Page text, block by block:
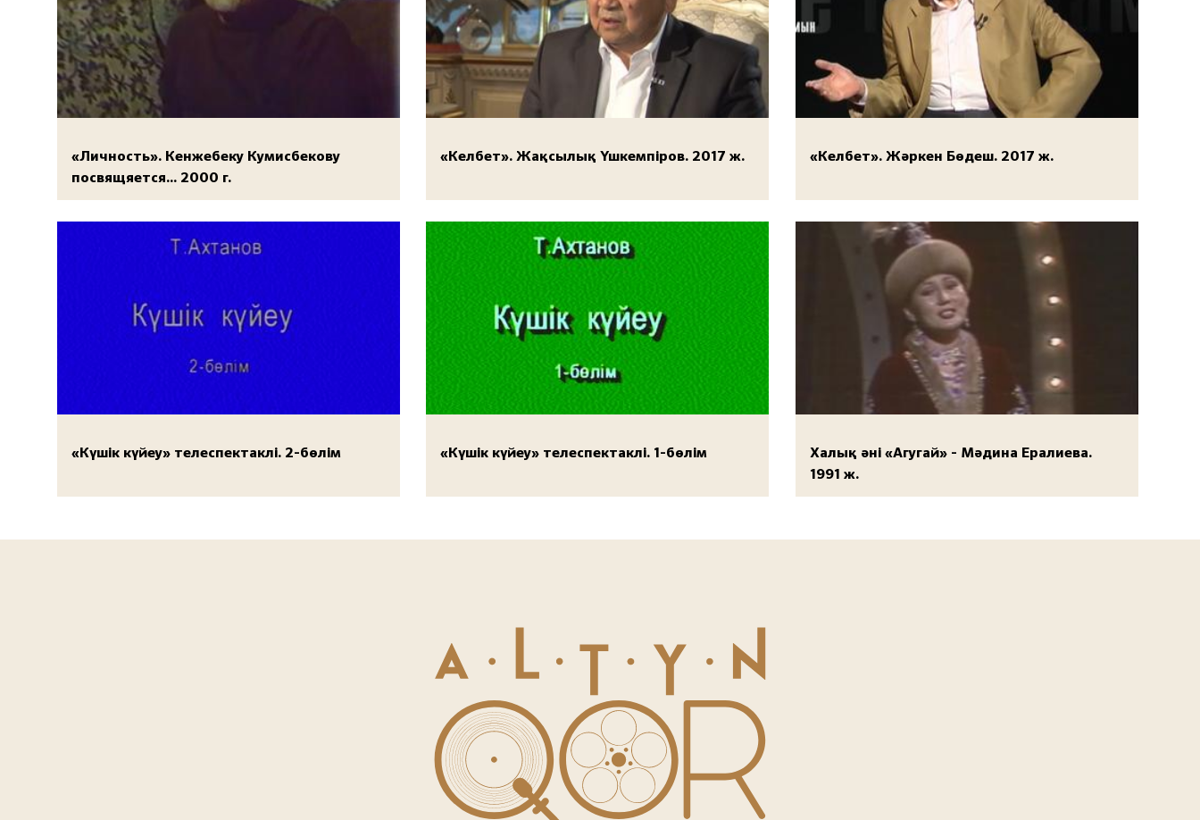
«Личность». Кенжебеку Кумисбекову
посвящяется... 2000 г.
«Келбет». Жақсылық Үшкемпіров. 2017 ж. «Келбет». Жәркен Бөдеш. 2017 ж.
«Күшік күйеу» телеспектаклі. 2-бөлім «Күшік күйеу» телеспектаклі. 1-бөлім
Халық әні «Агугай» - Мәдина Ералиева.
1991 ж.